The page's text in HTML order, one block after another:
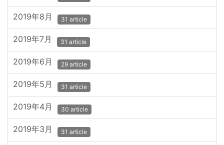
2019年8月 31 article
2019年7月 31 article
2019年6月 29 article
2019年5月 31 article
2019年4月 30 article
2019年3月 31 article